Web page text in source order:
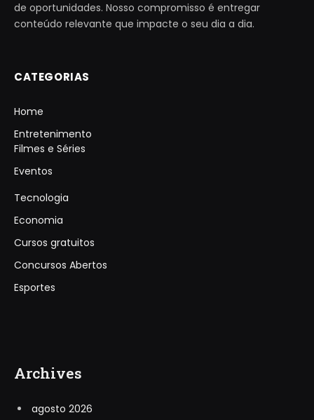
de oportunidades. Nosso compromisso é entregar
conteúdo relevante que impacte o seu dia a dia.
CATEGORIAS
Home
Entretenimento
Filmes e Séries
Eventos
Tecnologia
Economia
Cursos gratuitos
Concursos Abertos
Esportes
Archives
agosto 2026